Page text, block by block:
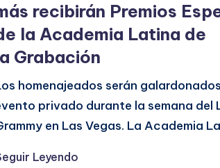
recibirán Premios
la Academia Latina de
Grabación
homenajeados serán
privado durante la semana del
en Las Vegas. La Academia
Leyendo